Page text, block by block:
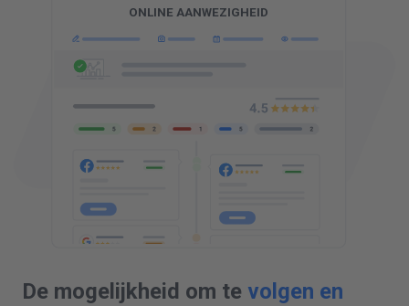
De mogelijkheid om te volgen en